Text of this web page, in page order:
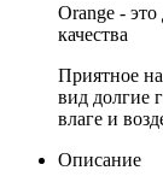
Orange -
качества
Приятное
вид долгие
влаге и
Описание